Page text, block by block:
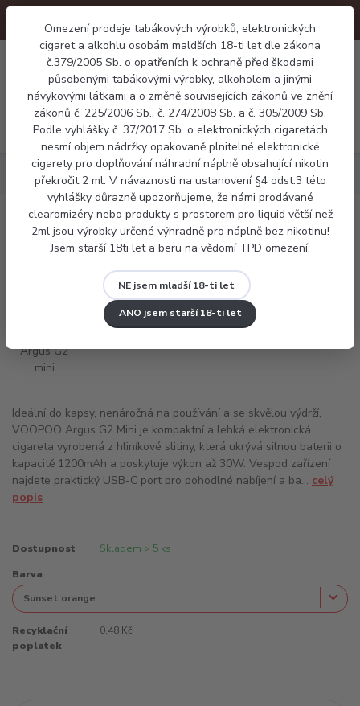
Omezení prodeje tabákových výrobků, elektronických
cigaret a alkohlu osobám maldších 18-ti let dle zákona
č.379/2005 Sb. o opatřeních k ochraně před škodami
působenými tabákovými výrobky, alkoholem a jinými
návykovými látkami a o změně souvisejících zákonů ve znění
zákonů č. 225/2006 Sb., č. 274/2008 Sb. a č. 305/2009 Sb.
Podle vyhlášky č. 37/2017 Sb. o elektronických cigaretách
nesmí objem nádržky opakovaně plnitelné elektronické
cigarety pro doplňování náhradní náplně obsahující nikotin
překročit 2 ml. V návaznosti na ustanovení §4 odst.3 této
vyhlášky důrazně upozorňujeme, že námi prodávané
clearomizéry nebo produkty s prostorem pro liquid větší než
2ml jsou výrobky určené výhradně pro náplně bez nikotinu!
Jsem starší 18ti let a beru na vědomí TPD omezení.
NE jsem mladší 18-ti let
ANO jsem starší 18-ti let
Menu
0 Kč
Elektronické cigarety Voopoo Argus G2 mini
Voopoo Argus G2 mini
Ideální do kapsy, nenáročná na používání a se skvělou výdrží,
VOOPOO Argus G2 Mini je kompaktní a lehká elektronická
cigareta vyrobená z hliníkové slitiny, která ukrývá silnou baterii o
kapacitě 1200mAh a poskytuje výkon až 30W. Vespod zařízení
najdete praktický USB-C port pro pohodlné nabíjení a ba... celý
popis
Dostupnost Skladem > 5 ks
Barva
Recyklační
poplatek
0,48 Kč